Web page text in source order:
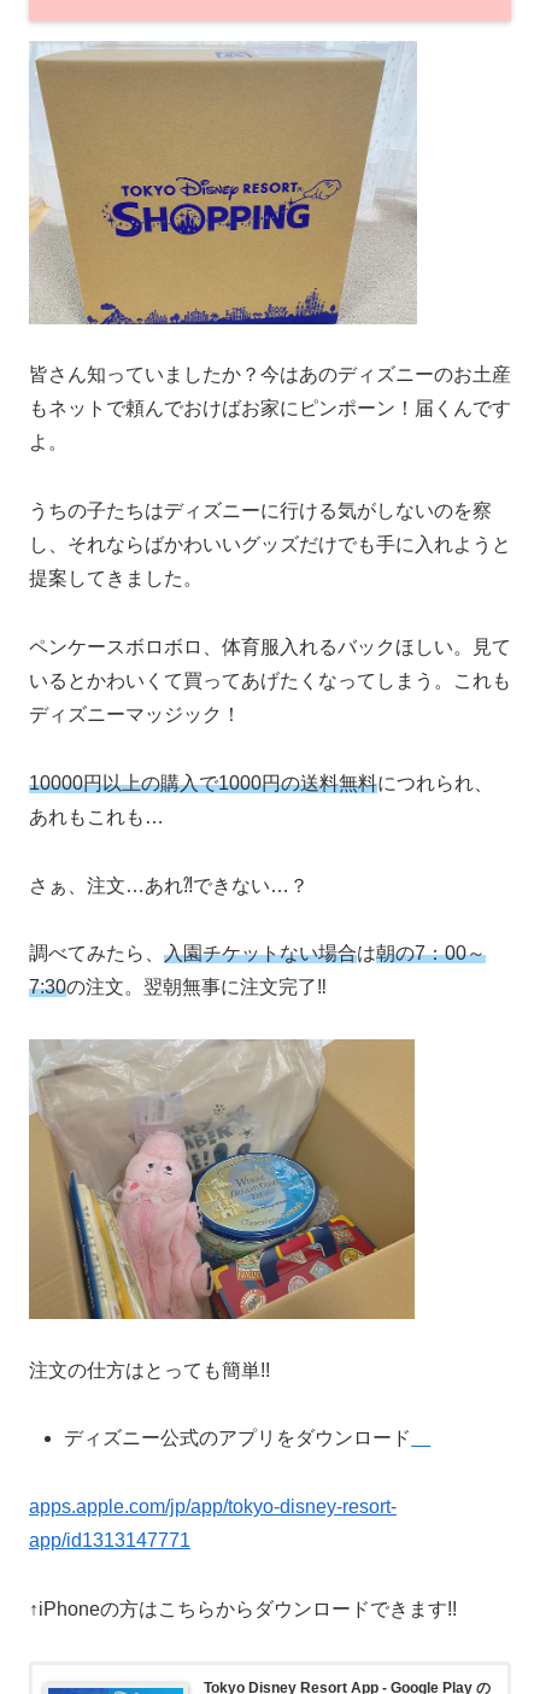
皆さん知っていましたか？今はあのディズニーのお土産
もネットで頼んでおけばお家にピンポーン！届くんです
よ。
うちの子たちはディズニーに行ける気がしないのを察
し、それならばかわいいグッズだけでも手に入れようと
提案してきました。
ペンケースボロボロ、体育服入れるバックほしい。見て
いるとかわいくて買ってあげたくなってしまう。これも
ディズニーマッジック！
10000円以上の購入で1000円の送料無料につれられ、
あれもこれも…
さぁ、注文…あれ⁈できない…？
調べてみたら、 入園チケットない場合は朝の7：00～
7:30の注文。翌朝無事に注文完了‼
注文の仕方はとっても簡単!!
ディズニー公式のアプリをダウンロード
apps.apple.com/jp/app/tokyo-disney-resort-
app/id1313147771
↑iPhoneの方はこちらからダウンロードできます!!
Tokyo Disney Resort App - Google Play の